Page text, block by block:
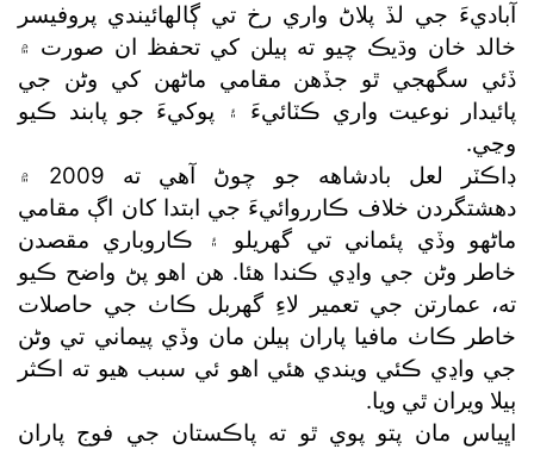
آباديءَ جي لڏ پلاڻ واري رخ تي ڳالهائيندي پروفيسر
خالد خان وڌيڪ چيو ته ٻيلن کي تحفظ ان صورت ۾
ڏئي سگھجي ٿو جڏهن مقامي ماڻهن کي وڻن جي
پائيدار نوعيت واري ڪٽائيءَ ۽ پوکيءَ جو پابند ڪيو
وڃي.
ڊاڪٽر لعل بادشاهه جو چوڻ آهي ته 2009 ۾
دهشتگردن خلاف ڪارروائيءَ جي ابتدا کان اڳ مقامي
ماڻهو وڏي پئماني تي گھريلو ۽ ڪاروباري مقصدن
خاطر وڻن جي واڍي ڪندا هئا. هن اهو پڻ واضح ڪيو
ته، عمارتن جي تعمير لاءِ گھربل ڪاٺ جي حاصلات
خاطر ڪاٺ مافيا پاران ٻيلن مان وڏي پيماني تي وڻن
جي واڍي ڪئي ويندي هئي اهو ئي سبب هيو ته اڪثر
ٻيلا ويران ٿي ويا.
اڀياس مان پتو پوي ٿو ته پاڪستان جي فوج پاران